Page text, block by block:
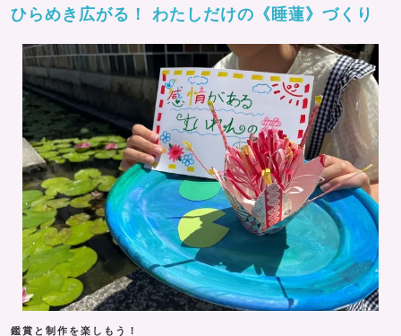
ひらめき広がる！ わたしだけの《睡蓮》づくり
鑑賞と制作を楽しもう！